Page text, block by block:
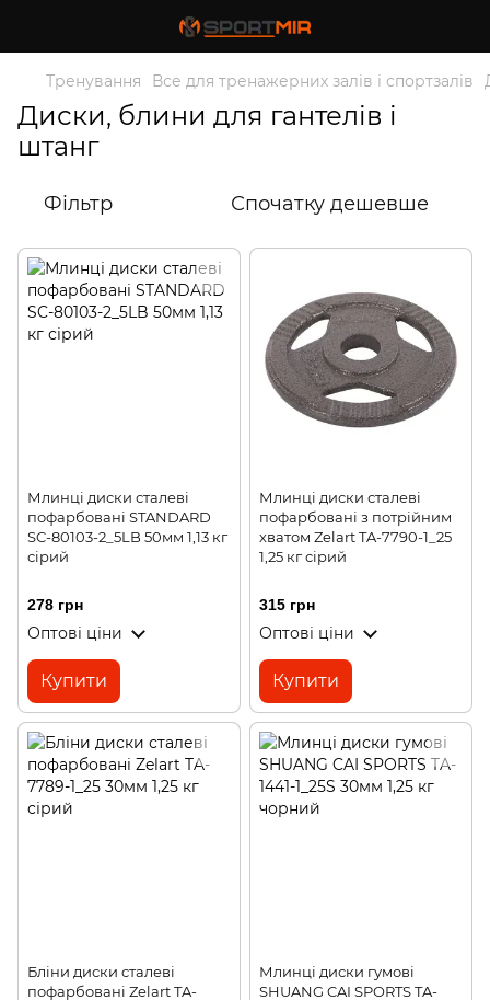
Тренування Все для тренажерних залів і спортзалів
Диски, блини для гантелів і
штанг
Фільтр Спочатку дешевше
Млинці диски сталеві
пофарбовані STANDARD
SC-80103-2_5LB 50мм 1,13 кг
сірий
278 грн
Оптові ціни
Купити
Млинці диски сталеві
пофарбовані з потрійним
хватом Zelart TA-7790-1_25
1,25 кг сірий
315 грн
Оптові ціни
Купити
Бліни диски сталеві
пофарбовані Zelart TA-
Млинці диски гумові
SHUANG CAI SPORTS TA-